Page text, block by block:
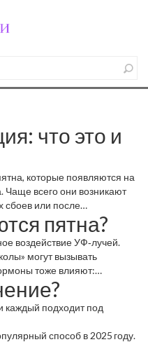
что это и
которые появляются на
Чаще всего они возникают
сбоев или после
пятна, скорее всего, ваш
баланса.пятна?
воздействие УФ‑лучей.
могут вызывать
тоже влияют:
дисбаланс часто
воспаления – прыщи,
которые со временем
каждый подходит под
способ в 2025 году.